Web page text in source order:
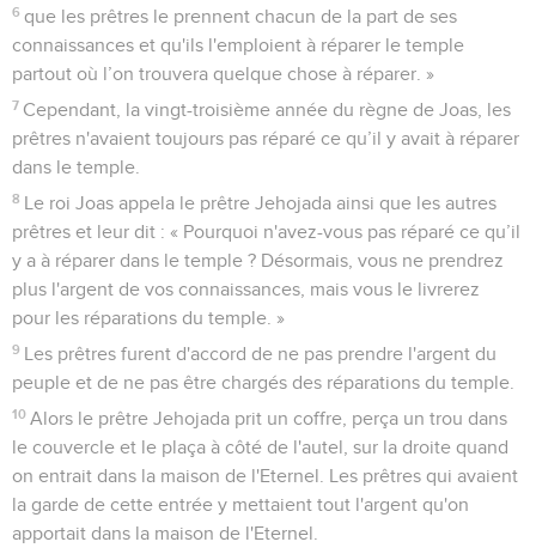
6 que les prêtres le prennent chacun de la part de ses
connaissances et qu'ils l'emploient à réparer le temple
partout où l’on trouvera quelque chose à réparer. »
7 Cependant, la vingt-troisième année du règne de Joas, les
prêtres n'avaient toujours pas réparé ce qu’il y avait à réparer
dans le temple.
8 Le roi Joas appela le prêtre Jehojada ainsi que les autres
prêtres et leur dit : « Pourquoi n'avez-vous pas réparé ce qu’il
y a à réparer dans le temple ? Désormais, vous ne prendrez
plus l'argent de vos connaissances, mais vous le livrerez
pour les réparations du temple. »
9 Les prêtres furent d'accord de ne pas prendre l'argent du
peuple et de ne pas être chargés des réparations du temple.
10 Alors le prêtre Jehojada prit un coffre, perça un trou dans
le couvercle et le plaça à côté de l'autel, sur la droite quand
on entrait dans la maison de l'Eternel. Les prêtres qui avaient
la garde de cette entrée y mettaient tout l'argent qu'on
apportait dans la maison de l'Eternel.